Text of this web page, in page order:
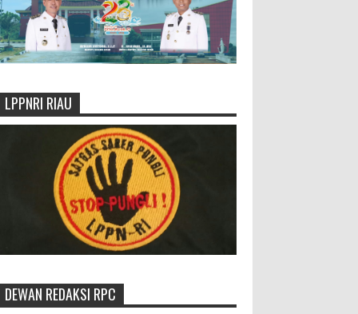
LPPNRI RIAU
DEWAN REDAKSI RPC